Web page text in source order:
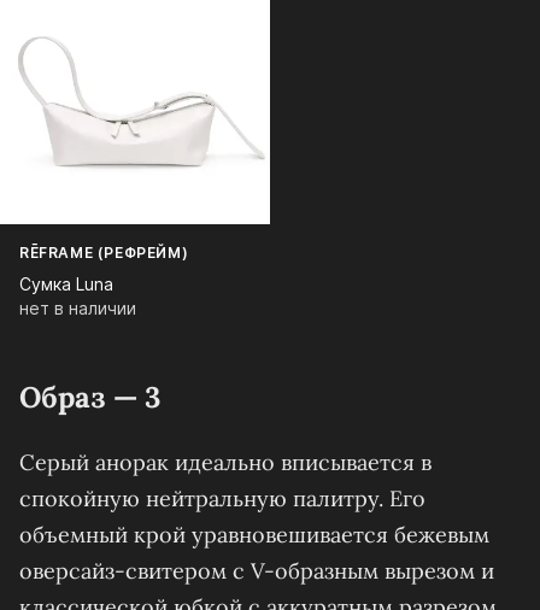
RĒFRAME (РЕФРЕЙМ)
Сумка Luna
нет в наличии
Образ — 3
Серый анорак идеально вписывается в
спокойную нейтральную палитру. Его
объемный крой уравновешивается бежевым
оверсайз-свитером с V-образным вырезом и